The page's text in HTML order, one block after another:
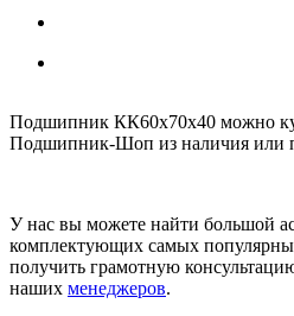
Подшипник КК60x70x40 можно
Подшипник-Шоп из наличия или
У нас вы можете найти большой
комплектующих самых
получить грамотную
наших менеджеров.